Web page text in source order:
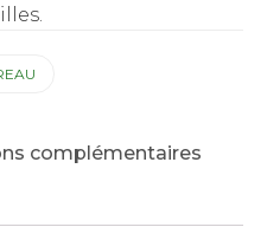
complémentaires